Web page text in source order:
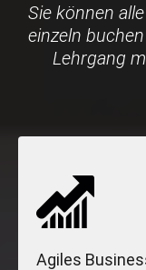
Sie können
einzeln
Lehrgang
Agiles